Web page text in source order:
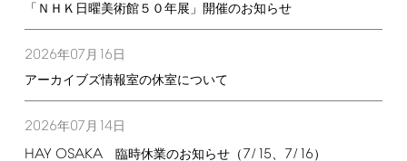
「ＮＨＫ日曜美術館５０年展」開催のお知らせ
2026年07月 16日
アーカイブズ情報室の休室について
2026年07月 14日
HAY OSAKA臨時休業のお知らせ（7/15、 7/16）